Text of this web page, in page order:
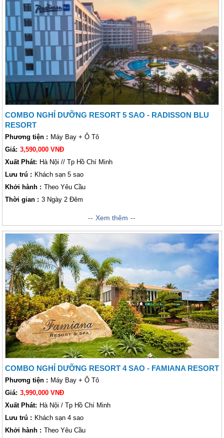
hiện đại và yên bình. Vietsense Travel sẽ đồng hành cùng các bạn
đến với lộ trình 3 ngày 2 đêm từ thành phố Hồ Chí Minh sẽ đưa quý
khách đến với một vùng biển đảo đẹp và ấn tượng nổi tiếng bậc nhất
Việt Nam. Đến với nơi đây, Lữ khách sẽ được nghỉ dưỡng tại những bãi
biển trong xanh cát trắng nắng vàng tuyệt đẹp, được thưởng thức thủy
hải sản tươi ngon với giá cả phải chăng và hơn hết, hàng loạt những trải
nghiệm thú vị như lặn biển ngắm san hô hay ra khơi câu mực cùng ngư
dân sẽ để lại những ấn tượng khó phai trong tâm trí của khách thăm
quan.
COMBO NGHỈ DƯỠNG RESORT 5 SAO - RADISSON BLU
RESORT
Phương tiện : Máy Bay + Ô Tô
Giá: 3,590,000 VNĐ
Xuất Phát: Hà Nội // Tp Hồ Chí Minh
Lưu trú : Khách sạn 5 sao
Khởi hành : Theo Yêu Cầu
Thời gian : 3 Ngày 2 Đêm
có khu vực bãi biển riêng, sòng bạc và trung tâm
lặn. Công viên nước, khu thiên nhiên hoang dã và sân golf cách resort
chưa đến 5 phút. Bao quanh resort là khu vườn nhiệt đới cũng như sân
hiên
Xem thêm
COMBO NGHỈ DƯỠNG RESORT 4 SAO - FAMIANA RESORT
Phương tiện : Máy Bay + Ô Tô
Giá: 3,990,000 VNĐ
Xuất Phát: Hà Nội / Tp Hồ Chí Minh
Lưu trú : Khách sạn 4 sao
Khởi hành : Theo Yêu Cầu